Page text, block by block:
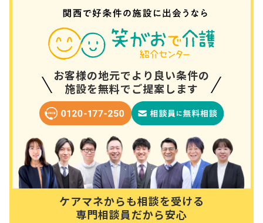
お客様の地元でより良い条件の
施設を無料でご提案します
ケアマネからも相談を受ける
専門相談員だから安心